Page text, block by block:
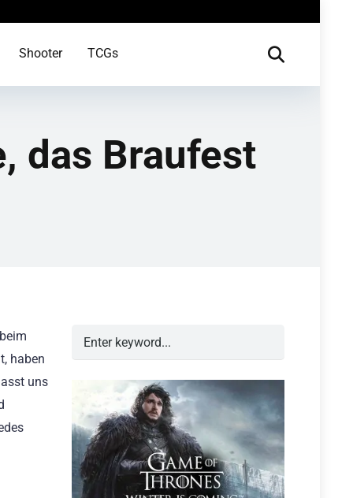
Shooter TCGs
das Braufest
haben
uns